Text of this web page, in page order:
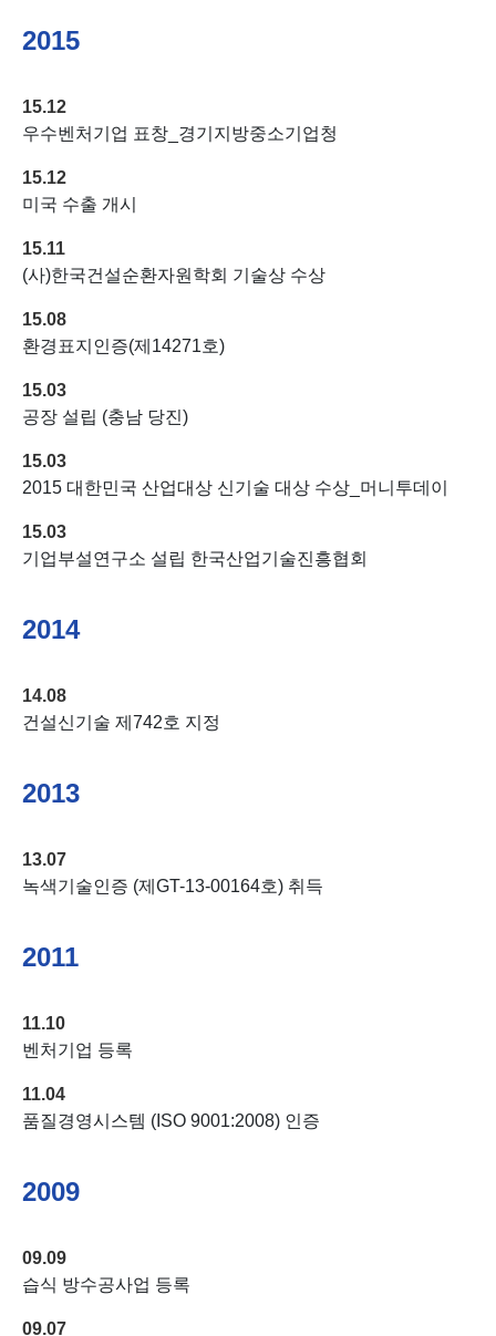
2015
15.12
우수벤처기업 표창_경기지방중소기업청
15.12
미국 수출 개시
15.11
(사)한국건설순환자원학회 기술상 수상
15.08
환경표지인증(제14271호)
15.03
공장 설립 (충남 당진)
15.03
2015 대한민국 산업대상 신기술 대상 수상_머니투데이
15.03
기업부설연구소 설립 한국산업기술진흥협회
2014
14.08
건설신기술 제742호 지정
2013
13.07
녹색기술인증 (제GT-13-00164호) 취득
2011
11.10
벤처기업 등록
11.04
품질경영시스템 (ISO 9001:2008) 인증
2009
09.09
습식 방수공사업 등록
09.07